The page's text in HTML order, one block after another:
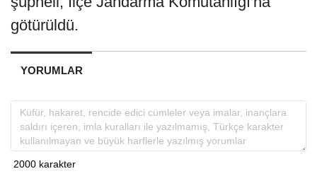
götürüldü.
YORUMLAR